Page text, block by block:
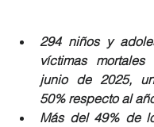
294 niños y
víctimas
junio de 2025,
50% respecto al
Más del 49% de